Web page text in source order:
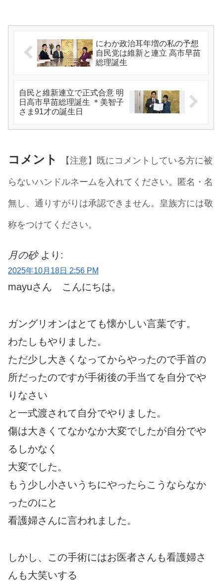
にわか政治耳年増の私の予想
自民党は維新と連立 高市早苗
総理誕生
自民と維新連立で正式合意 明
日高市早苗総理誕生 ＊美智子
さま91才の誕生日
コメント
【注意】既にコメントしている方に被
らないハンドルネームを入れてください。匿名・名
無し、通りすがりは承認できません。皇族方には敬
称をつけてください。
月の砂 より:
2025年10月18日 2:56 PM
mayuさん こんにちは。
ガングリオンはとても懐かしい言葉です。
わたしもやりました。
ただ少し大きくなってからやったので手首の
所だったのですが手術後の手当てを自分でや
りなさい
と一式渡されて自分でやりました。
傷は大きくてなかなか大変でしたが自分でや
るしかなく
大変でした。
もう少し小さいうちにやったらこうならなか
ったのにと
看護婦さんに言われました。
しかし、この手術にはお医者さんも看護婦さ
んも大笑いする